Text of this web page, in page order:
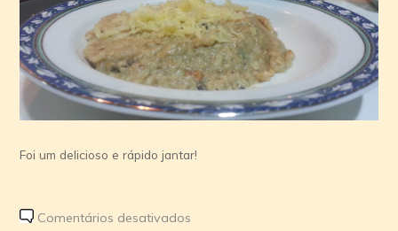
Foi um delicioso e rápido jantar!
Comentários desativados